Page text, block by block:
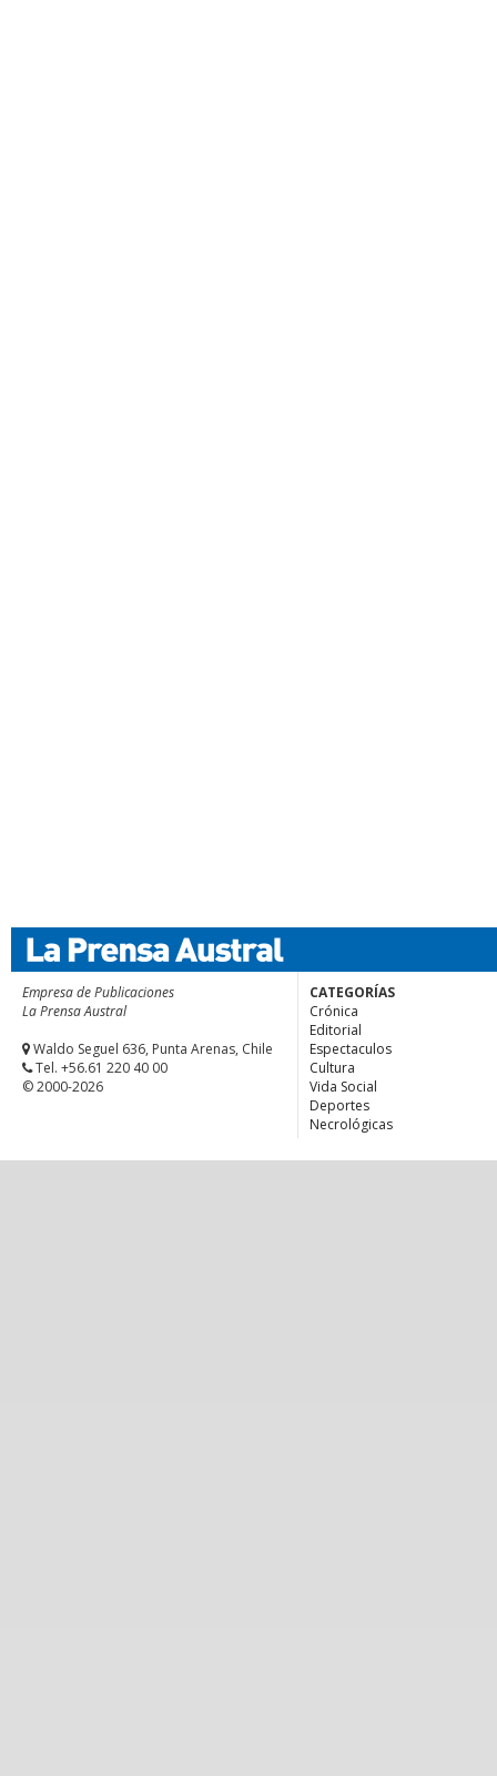
Empresa de Publicaciones
La Prensa Austral
Waldo Seguel 636, Punta Arenas, Chile
Tel. +56.61 220 40 00
© 2000-2026
CATEGORÍAS
Crónica
Editorial
Espectaculos
Cultura
Vida Social
Deportes
Necrológicas